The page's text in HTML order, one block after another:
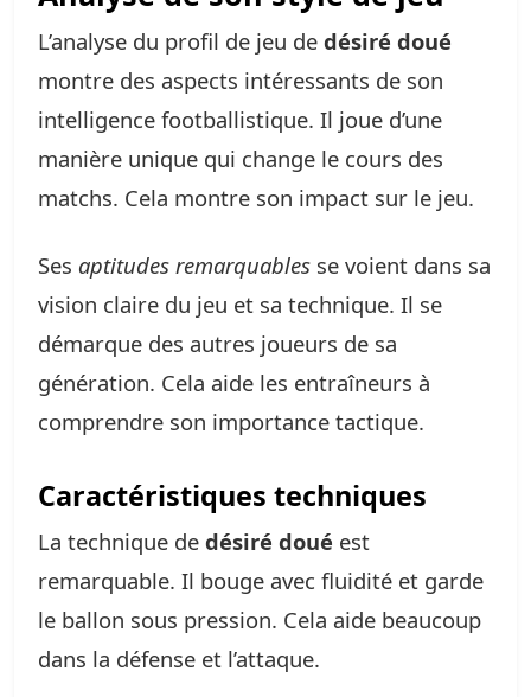
L’analyse du profil de jeu de désiré doué
montre des aspects intéressants de son
intelligence footballistique. Il joue d’une
manière unique qui change le cours des
matchs. Cela montre son impact sur le jeu.
Ses aptitudes remarquables se voient dans sa
vision claire du jeu et sa technique. Il se
démarque des autres joueurs de sa
génération. Cela aide les entraîneurs à
comprendre son importance tactique.
Caractéristiques techniques
La technique de désiré doué est
remarquable. Il bouge avec fluidité et garde
le ballon sous pression. Cela aide beaucoup
dans la défense et l’attaque.